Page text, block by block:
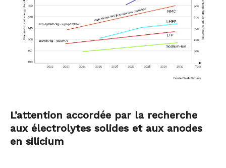
L’attention accordée par la recherche
aux électrolytes solides et aux anodes
en silicium